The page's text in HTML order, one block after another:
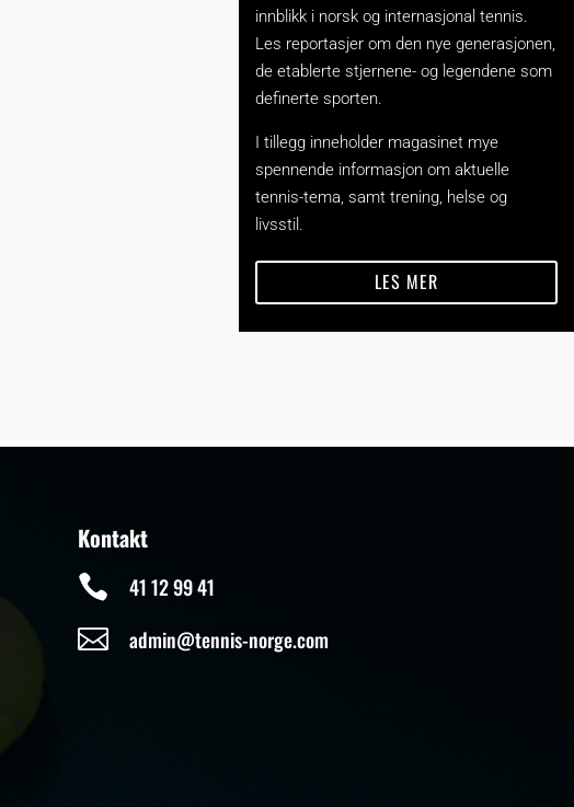
innblikk i norsk og internasjonal tennis.
Les reportasjer om den nye generasjonen,
de etablerte stjernene- og legendene som
definerte sporten.
I tillegg inneholder magasinet mye
spennende informasjon om aktuelle
tennis-tema, samt trening, helse og
livsstil.
LES MER
Kontakt
 41 12 99 41
 admin@tennis-norge.com